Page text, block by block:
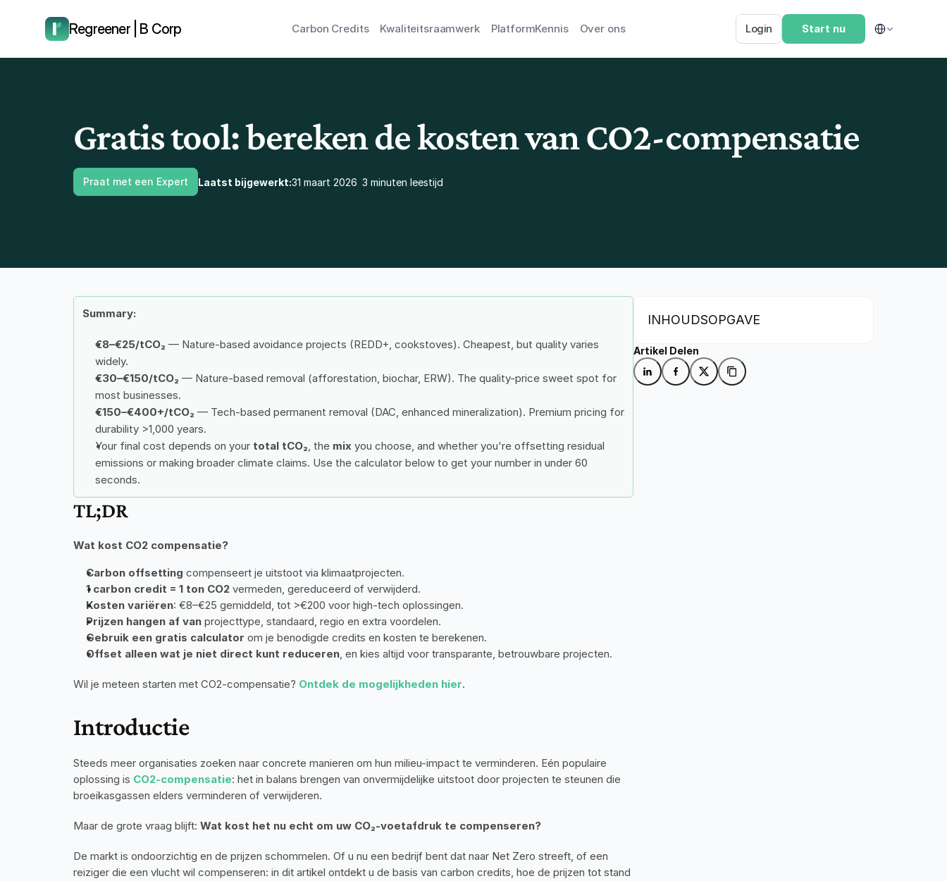
Regreener | B Corp Carbon Credits Kwaliteitsraamwerk PlatformKennis Over ons Login Start nu
Select Language
Gratis tool: bereken de kosten van CO2-compensatie
Praat met een Expert Laatst bijgewerkt:31 maart 2026 3 minuten leestijd
Summary:
€8–€25/tCO₂ — Nature-based avoidance projects (REDD+, cookstoves). Cheapest, but quality varies
widely.
€30–€150/tCO₂ — Nature-based removal (afforestation, biochar, ERW). The quality-price sweet spot for
most businesses.
€150–€400+/tCO₂ — Tech-based permanent removal (DAC, enhanced mineralization). Premium pricing for
durability >1,000 years.
Your final cost depends on your total tCO₂, the mix you choose, and whether you're offsetting residual
emissions or making broader climate claims. Use the calculator below to get your number in under 60
seconds.
TL;DR
Wat kost CO2 compensatie?
Carbon offsetting compenseert je uitstoot via klimaatprojecten.
1 carbon credit = 1 ton CO2 vermeden, gereduceerd of verwijderd.
Kosten variëren: €8–€25 gemiddeld, tot >€200 voor high-tech oplossingen.
Prijzen hangen af van projecttype, standaard, regio en extra voordelen.
Gebruik een gratis calculator om je benodigde credits en kosten te berekenen.
Offset alleen wat je niet direct kunt reduceren, en kies altijd voor transparante, betrouwbare projecten.
Wil je meteen starten met CO2-compensatie? Ontdek de mogelijkheden hier.
Introductie
Steeds meer organisaties zoeken naar concrete manieren om hun milieu-impact te verminderen. Eén populaire
oplossing is CO2-compensatie: het in balans brengen van onvermijdelijke uitstoot door projecten te steunen die
broeikasgassen elders verminderen of verwijderen.
Maar de grote vraag blijft: Wat kost het nu echt om uw CO₂-voetafdruk te compenseren?
De markt is ondoorzichtig en de prijzen schommelen. Of u nu een bedrijf bent dat naar Net Zero streeft, of een
reiziger die een vlucht wil compenseren: in dit artikel ontdekt u de basis van carbon credits, hoe de prijzen tot stand
INHOUDSOPGAVE
Artikel Delen